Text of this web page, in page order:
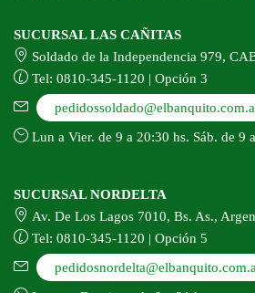
SUCURSAL LAS CAÑITAS
Soldado de la Independencia 979,
Tel: 0810-345-1120 | Opción 3
Lun a Vier. de 9 a 20:30 hs. Sáb. de 9
SUCURSAL NORDELTA
Av. De Los Lagos 7010, Bs. As.,
Tel: 0810-345-1120 | Opción 5